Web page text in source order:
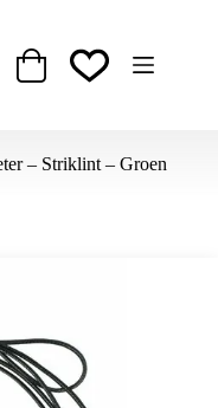
Winkelwagen
– Striklint – Groen